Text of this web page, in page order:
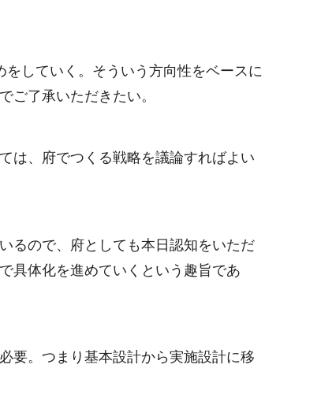
していく。そういう方向性をベースに
ご了承いただきたい。
は、府でつくる戦略を議論すればよい
るので、府としても本日認知をいただ
具体化を進めていくという趣旨であ
要。つまり基本設計から実施設計に移